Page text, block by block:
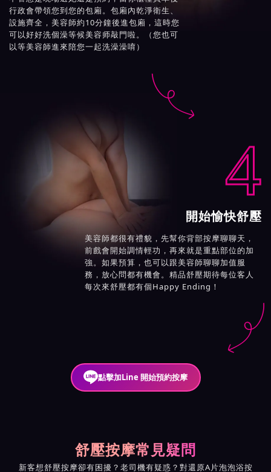
行政會帶領您到您的包廂。包廂內乾淨衛生、
設施齊全，美容師約10分鐘後進包廂，這時您
可以好好洗個澡等候美容师敲門啦。（您也可
以等美容師進來陪您一起洗澡澡唷）

4
開始愉快舒壓
美容師都很有禮貌，先幫你背部按摩聊聊天，
前戲會開始調情輕功，再來就是重點部位的加
強。如果預算，也可以跟美容師聊聊加值服
務，放心問都有機會。精品舒壓期待每位客人
每次來舒壓都有個Happy Ending！
點擊加Line 開始預約按摩
舒壓按摩常見疑問
新客想舒壓按摩卻有困擾？老司機有疑惑？對還原A片泡泡浴按